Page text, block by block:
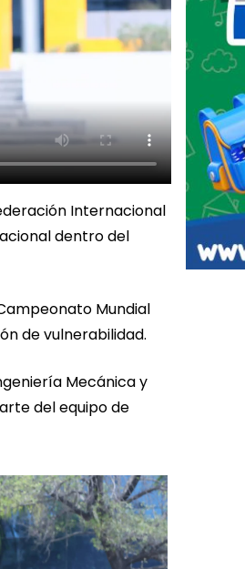
Internacional
dentro del
Mundial
de vulnerabilidad.
Mecánica y
del equipo de